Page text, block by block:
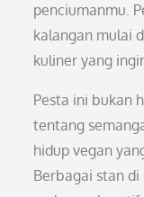
penciumanmu.
kalangan mulai
kuliner yang
Pesta ini bukan
tentang
hidup vegan
Berbagai stan